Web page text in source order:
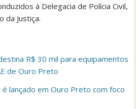
à Delegacia de Polícia Civil,
da Justiça.
R$ 30 mil para equipamentos
de Ouro Preto
lançado em Ouro Preto com foco